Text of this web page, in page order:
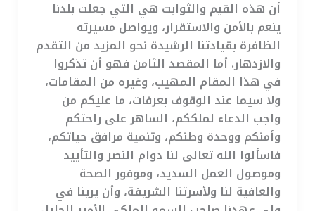
أن هذه القيم والثوابت هي التي جعلت بلدنا
ينعم بالأمن والاستقرار، ويواصل مسيرته
الظافرة بقيادتنا الرشيدة نحو المزيد من التقدم
والازدهار. أما المقصد الثامن فهو أن تذكروا
في هذا المقام المهيب، وغيره من المقامات،
ولا سيما عند الوقوف بعرفات، ما عليكم من
واجب الدعاء لملككم، الساهر على راحتكم
وأمنكم ووحدة وطنكم، وتنمية مرافق حياتكم،
فاسألوا الله تعالى لنا دوام النصر والتأييد
وموصول العمل السديد، وموفور الصحة
والعافية لنا ولأسرتنا الشريفة، وأن يرينا في